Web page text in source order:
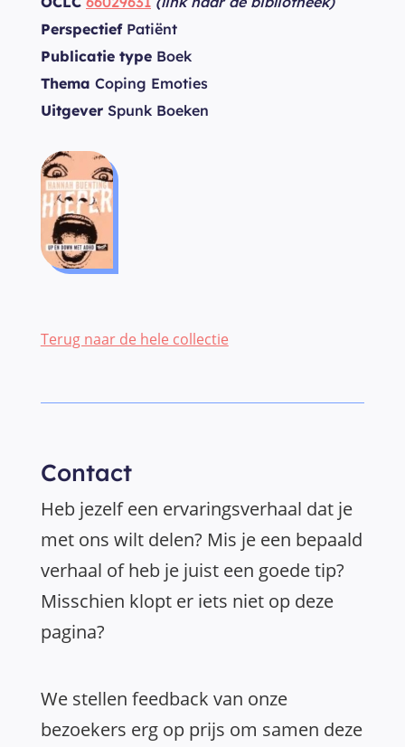
PerspectiefPatiënt
Publicatie type Boek
Thema Coping Emoties
Uitgever Spunk Boeken
Terug naar de hele collectie
Contact
Heb jezelf een ervaringsverhaal dat je
met ons wilt delen? Mis je een bepaald
verhaal of heb je juist een goede tip?
Misschien klopt er iets niet op deze
pagina?
We stellen feedback van onze
bezoekers erg op prijs om samen deze